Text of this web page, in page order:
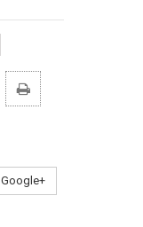
Google+